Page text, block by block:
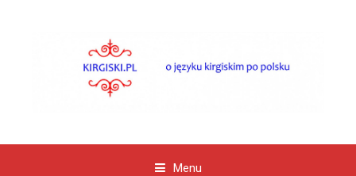
Menu